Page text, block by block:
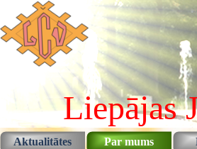
Pāriet uz saturu
Liepājas
Aktualitātes Par mums